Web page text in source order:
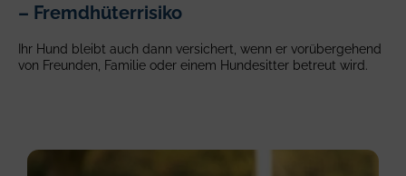
– Fremdhüterrisiko
Ihr Hund bleibt auch dann versichert, wenn er vorübergehend
von Freunden, Familie oder einem Hundesitter betreut wird.